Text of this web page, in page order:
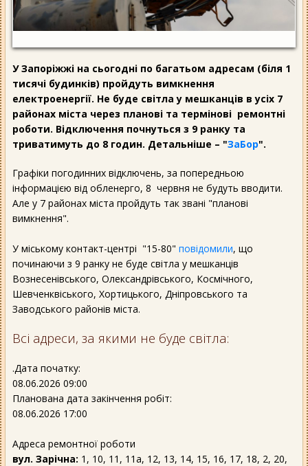
У Запоріжжі на сьогодні по багатьом адресам (біля 1
тисячі будинків) пройдуть вимкнення
електроенергії. Не буде світла у мешканців в усіх 7
районах міста через планові та термінові ремонтні
роботи. Відключення почнуться з 9 ранку та
триватимуть до 8 годин. Детальніше – "ЗаБор".
Графіки погодинних відключень, за попередньою
інформацією від обленерго, 8 червня не будуть вводити.
Але у 7 районах міста пройдуть так звані "планові
вимкнення".
У міському контакт-центрі "15-80" повідомили, що
починаючи з 9 ранку не буде світла у мешканців
Вознесенівського, Олександрівського, Космічного,
Шевченквіського, Хортицького, Дніпровського та
Заводського районів міста.
Всі адреси, за якими не буде світла:
.Дата початку:
08.06.2026 09:00
Планована дата закінчення робіт:
08.06.2026 17:00
Адреса ремонтної роботи
вул. Зарічна: 1, 10, 11, 11а, 12, 13, 14, 15, 16, 17, 18, 2, 20,